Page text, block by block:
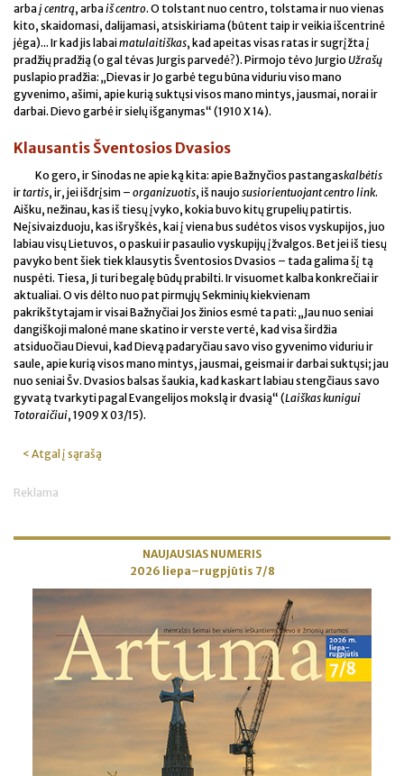
arbaį centrą, arbaiš centro. O tolstant nuo centro, tolstama ir nuo vienas
kito, skaidomasi, dalijamasi, atsiskiriama (būtent taip ir veikia išcentrinė
jėga)... Ir kad jis labaimatulaitiškas, kad apeitas visas ratas ir sugrįžta į
pradžių pradžią (o gal tėvas Jurgis parvedė?). Pirmojo tėvo Jurgio Užrašų
puslapio pradžia: „Dievas ir Jo garbė tegu būna viduriu viso mano
gyvenimo, ašimi, apie kurią suktųsi visos mano mintys, jausmai, norai ir
darbai. Dievo garbė ir sielų išganymas“ (1910 X 14).
Klausantis Šventosios Dvasios
Ko gero, ir Sinodas ne apie ką kita: apie Bažnyčios pastangaskalbėtis
irtartis, ir, jei išdrįsim – organizuotis, iš naujo susiorientuojant centro link.
Aišku, nežinau, kas iš tiesų įvyko, kokia buvo kitų grupelių patirtis.
Neįsivaizduoju, kas išryškės, kai į viena bus sudėtos visos vyskupijos, juo
labiau visų Lietuvos, o paskui ir pasaulio vyskupijų įžvalgos. Bet jei iš tiesų
pavyko bent šiek tiek klausytis Šventosios Dvasios – tada galima šį tą
nuspėti. Tiesa, Ji turi begalę būdų prabilti. Ir visuomet kalba konkrečiai ir
aktualiai. O vis dėlto nuo pat pirmųjų Sekminių kiekvienam
pakrikštytajam ir visai Bažnyčiai Jos žinios esmė ta pati: „Jau nuo seniai
dangiškoji malonė mane skatino ir verste vertė, kad visa širdžia
atsiduočiau Dievui, kad Dievą padaryčiau savo viso gyvenimo viduriu ir
saule, apie kurią visos mano mintys, jausmai, geismai ir darbai suktųsi; jau
nuo seniai Šv. Dvasios balsas šaukia, kad kaskart labiau stengčiaus savo
gyvatą tvarkyti pagal Evangelijos mokslą ir dvasią“ (Laiškas kunigui
Totoraičiui, 1909 X 03/15).
< Atgal į sąrašą
Reklama
NAUJAUSIAS NUMERIS
2026 liepa–rugpjūtis 7/8